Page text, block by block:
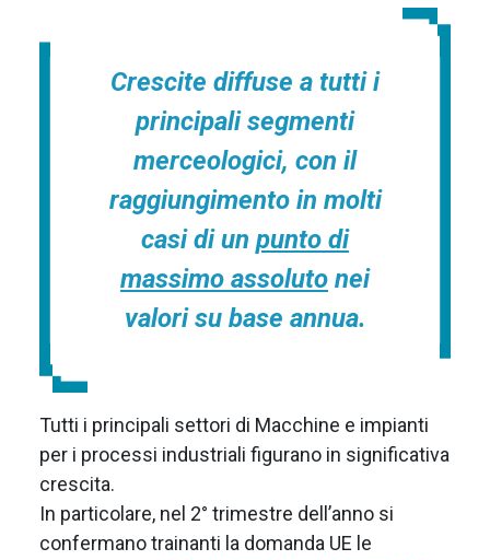
Crescite diffuse a tutti i
principali segmenti
merceologici, con il
raggiungimento in molti
casi di un punto di
massimo assoluto nei
valori su base annua.
Tutti i principali settori di Macchine e impianti
per i processi industriali figurano in significativa
crescita.
In particolare, nel 2° trimestre dell’anno si
confermano trainanti la domanda UE le